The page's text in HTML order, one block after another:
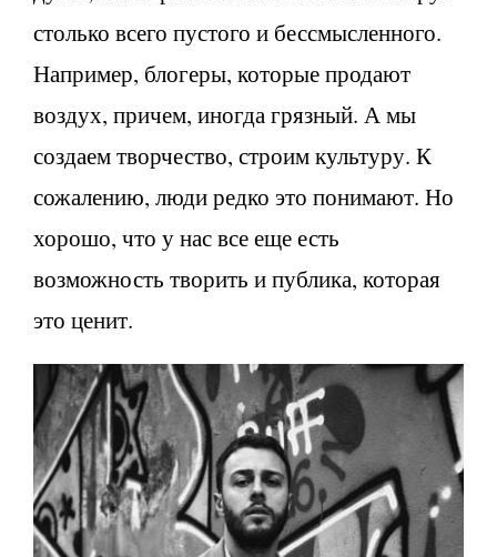
столько всего пустого и бессмысленного.
Например, блогеры, которые продают
воздух, причем, иногда грязный. А мы
создаем творчество, строим культуру. К
сожалению, люди редко это понимают. Но
хорошо, что у нас все еще есть
возможность творить и публика, которая
это ценит.